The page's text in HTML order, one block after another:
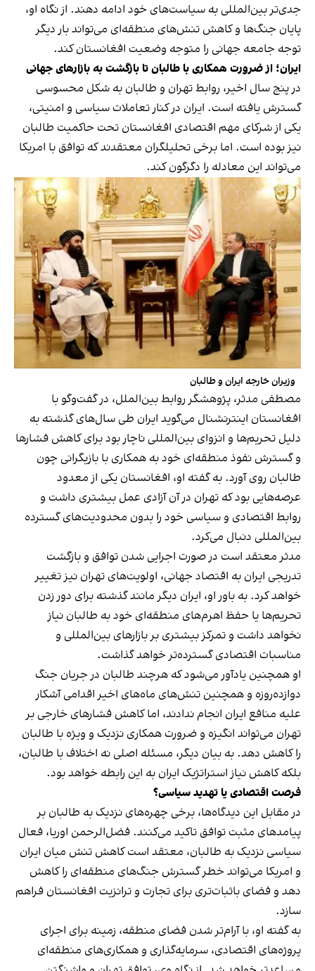
جدی‌تر بین‌المللی به سیاست‌های خود ادامه دهند. از نگاه او،
پایان جنگ‌ها و کاهش تنش‌های منطقه‌ای می‌تواند بار دیگر
توجه جامعه جهانی را متوجه وضعیت افغانستان کند.
ایران؛ از ضرورت همکاری با طالبان تا بازگشت به بازارهای جهانی
در پنج سال اخیر، روابط تهران و طالبان به شکل محسوسی
گسترش یافته است. ایران در کنار تعاملات سیاسی و امنیتی،
یکی از شرکای مهم اقتصادی افغانستان تحت حاکمیت طالبان
نیز بوده است. اما برخی تحلیلگران معتقدند که توافق با امریکا
می‌تواند این معادله را دگرگون کند.
وزیران خارجه ایران و طالبان
مصطفی مدثر، پژوهشگر روابط بین‌الملل، در گفت‌وگو با
افغانستان اینترنشنال می‌گوید ایران طی سال‌های گذشته به
دلیل تحریم‌ها و انزوای بین‌المللی ناچار بود برای کاهش فشارها
و گسترش نفوذ منطقه‌ای خود به همکاری با بازیگرانی چون
طالبان روی آورد. به گفته او، افغانستان یکی از معدود
عرصه‌هایی بود که تهران در آن آزادی عمل بیشتری داشت و
روابط اقتصادی و سیاسی خود را بدون محدودیت‌های گسترده
بین‌المللی دنبال می‌کرد.
مدثر معتقد است در صورت اجرایی شدن توافق و بازگشت
تدریجی ایران به اقتصاد جهانی، اولویت‌های تهران نیز تغییر
خواهد کرد. به باور او، ایران دیگر مانند گذشته برای دور زدن
تحریم‌ها یا حفظ اهرم‌های منطقه‌ای خود به طالبان نیاز
نخواهد داشت و تمرکز بیشتری بر بازارهای بین‌المللی و
مناسبات اقتصادی گسترده‌تر خواهد گذاشت.
او همچنین یادآور می‌شود که هرچند طالبان در جریان جنگ
دوازده‌روزه و همچنین تنش‌های ماه‌های اخیر اقدامی آشکار
علیه منافع ایران انجام ندادند، اما کاهش فشارهای خارجی بر
تهران می‌تواند انگیزه و ضرورت همکاری نزدیک و ویژه با طالبان
را کاهش دهد. به بیان دیگر، مسئله اصلی نه اختلاف با طالبان،
بلکه کاهش نیاز استراتژیک ایران به این رابطه خواهد بود.
فرصت اقتصادی یا تهدید سیاسی؟
در مقابل این دیدگاه‌ها، برخی چهره‌های نزدیک به طالبان بر
پیامدهای مثبت توافق تاکید می‌کنند. فضل‌الرحمن اوریا، فعال
سیاسی نزدیک به طالبان، معتقد است کاهش تنش میان ایران
و امریکا می‌تواند خطر گسترش جنگ‌های منطقه‌ای را کاهش
دهد و فضای باثبات‌تری برای تجارت و ترانزیت افغانستان فراهم
سازد.
به گفته او، با آرام‌تر شدن فضای منطقه، زمینه برای اجرای
پروژه‌های اقتصادی، سرمایه‌گذاری و همکاری‌های منطقه‌ای